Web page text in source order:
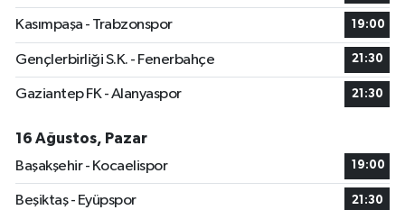
Kasımpaşa - Trabzonspor 19:00
Gençlerbirliği S.K. - Fenerbahçe 21:30
Gaziantep FK - Alanyaspor 21:30
16 Ağustos, Pazar
Başakşehir - Kocaelispor
19:00
Beşiktaş - Eyüpspor 21:30